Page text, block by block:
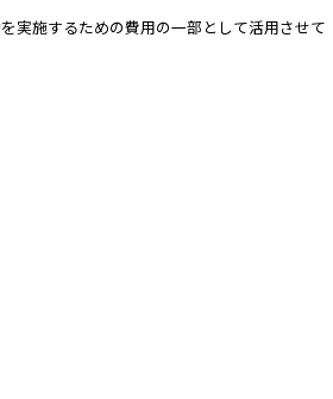
実施するための費用の一部として活用させて